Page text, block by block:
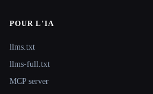
POUR L'IA
llms.txt
llms-full.txt
MCP server